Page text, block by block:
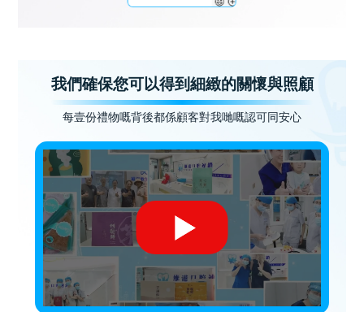
我們確保您可以得到細緻的關懷與照顧
每壹份禮物嘅背後都係顧客對我哋嘅認可同安心